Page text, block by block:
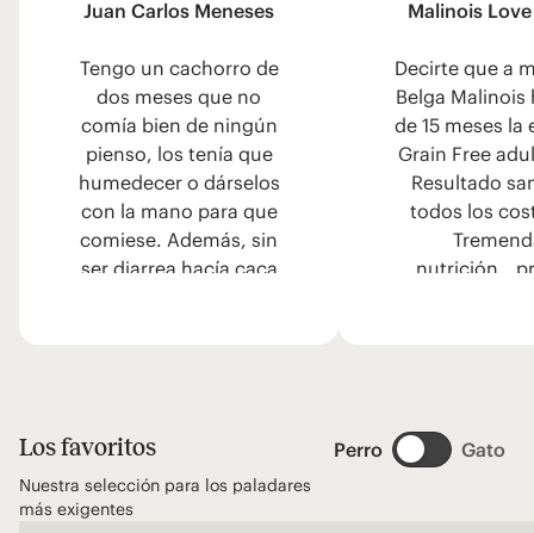
Juan Carlos Meneses
Tengo un cachorro de
dos meses que no
comía bien de ningún
pienso, los tenía que
humedecer o dárselos
con la mano para que
comiese. Además, sin
ser diarrea hacía caca
normales. También se ve
brillante.
Malinois
Decirte que a
Belga Malinois
de 15 meses la
Grain Free
Resultado
todos los
Los favoritos
Nuestra selección para los paladares
más exigentes
Perro Gato